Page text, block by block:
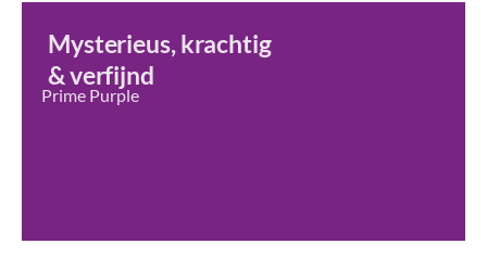
Mysterieus, krachtig
& verfijnd
Prime Purple